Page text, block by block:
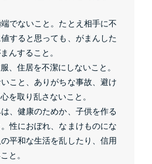
でないこと。たとえ相手に不
すると思っても、がまんした
んすること。
、住居を不潔にしないこと。
こと、ありがちな事故、避け
を取り乱さないこと。
、健康のためか、子供を作る
性におぼれ、なまけものにな
平和な生活を乱したり、信用
と。